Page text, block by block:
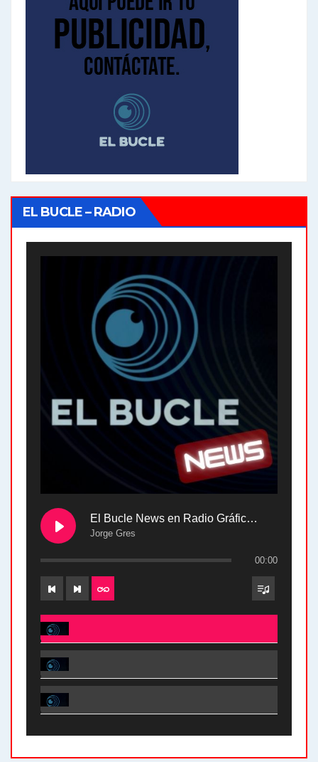
EL BUCLE – RADIO
El Bucle News en Radio Gráfica. Bloque 2 . 28.04.24
Jorge Gres
00:00
El Bucle News en Radio Gráfica. Bloque 2 . 28.04.24 - Jorge Gres
El Bucle News en Radio Gráfica. Bloque 1 . 28.04.24 - Jorge Gres
El Bucle News en Radio Gráfica. Bloque 2 . 21.04.24 - Jorge Gres